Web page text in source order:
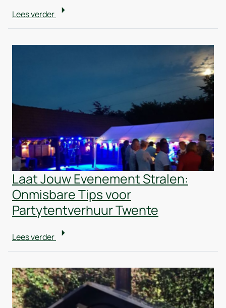
Lees verder
Laat Jouw Evenement Stralen:
Onmisbare Tips voor
Partytentverhuur Twente
Lees verder